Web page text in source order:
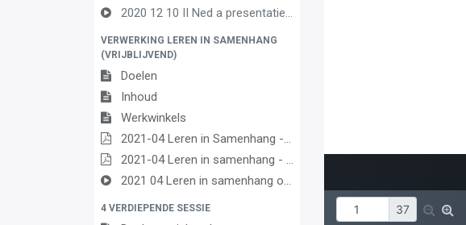
2020 12 10 II Ned a presentatie 2
VERWERKING LEREN IN SAMENHANG
(VRIJBLIJVEND)
Doelen
Inhoud
Werkwinkels
2021-04 Leren in Samenhang - Ordeningskader
2021-04 Leren in samenhang - Presentatie
2021 04 Leren in samenhang opname
4 VERDIEPENDE SESSIE